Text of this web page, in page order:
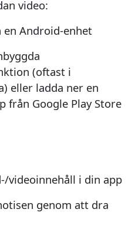
video:
Android-enhet
(oftast i
eller ladda ner en
från Google Play Store
videoinnehåll i din app
genom att dra